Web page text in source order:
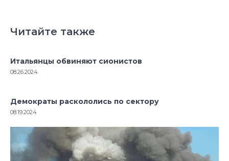
Читайте также
Итальянцы обвиняют сионистов
08.26.2024
Демократы раскололись по сектору
08.19.2024